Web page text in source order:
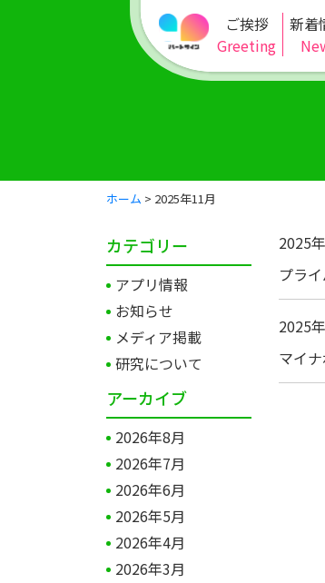
ご挨拶
Greeting
新着
ホーム > 2025年11月
カテゴリー
アプリ情報
お知らせ
メディア掲載
研究について
アーカイブ
2026年8月
2026年7月
2026年6月
2026年5月
2026年4月
2026年3月
2025
プラ
2025
マイ